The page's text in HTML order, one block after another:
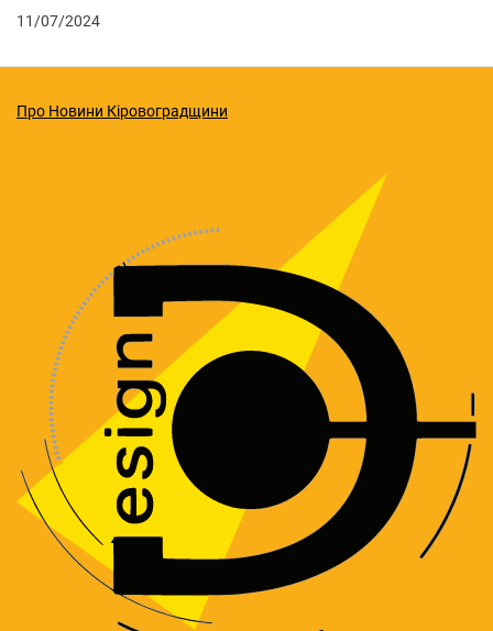
11/07/2024
Про Новини Кіровоградщини